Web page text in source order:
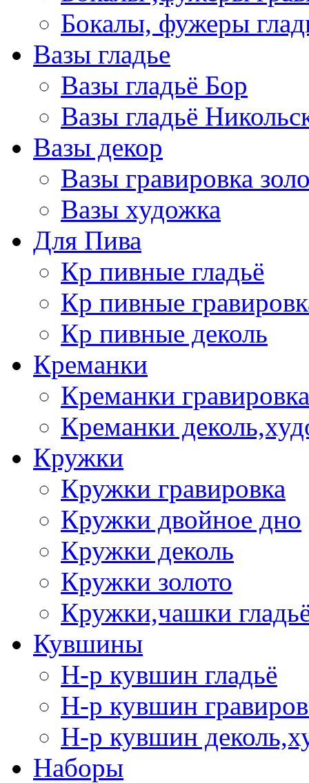
Бокалы, фужеры
Вазы гладье
Вазы гладьё Бор
Вазы гладьё
Вазы декор
Вазы гравировка
Вазы художка
Для Пива
Кр пивные гладьё
Кр пивные
Кр пивные деколь
Креманки
Креманки
Креманки
Кружки
Кружки гравировка
Кружки двойное дно
Кружки деколь
Кружки золото
Кружки,чашки
Кувшины
Н-р кувшин гладьё
Н-р кувшин
Н-р кувшин
Наборы